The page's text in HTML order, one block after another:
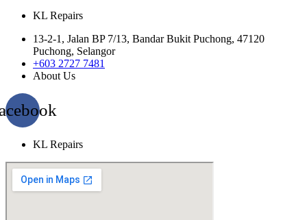
KL Repairs
13-2-1, Jalan BP 7/13, Bandar Bukit Puchong, 47120
Puchong, Selangor
+603 2727 7481
About Us
KL Repairs